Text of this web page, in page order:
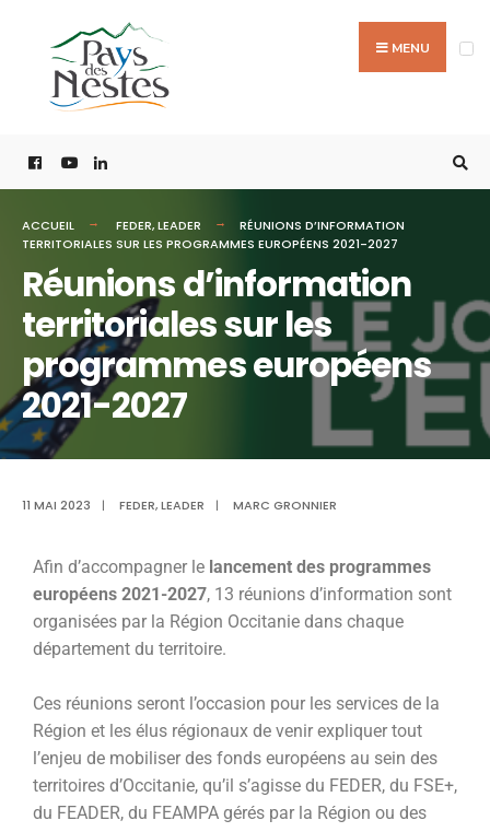
MENU
ACCUEIL FEDER,LEADER
RÉUNIONS D’INFORMATION
TERRITORIALES SUR LES PROGRAMMES EUROPÉENS 2021-2027
Réunions d’information
territoriales sur les
programmes européens
2021-2027
11 MAI 2023 | FEDER,LEADER | MARC GRONNIER
Afin d’accompagner le lancement des programmes
européens 2021-2027, 13 réunions d’information sont
organisées par la Région Occitanie dans chaque
département du territoire.
Ces réunions seront l’occasion pour les services de la
Région et les élus régionaux de venir expliquer tout
l’enjeu de mobiliser des fonds européens au sein des
territoires d’Occitanie, qu’il s’agisse du FEDER, du FSE+,
du FEADER, du FEAMPA gérés par la Région ou des